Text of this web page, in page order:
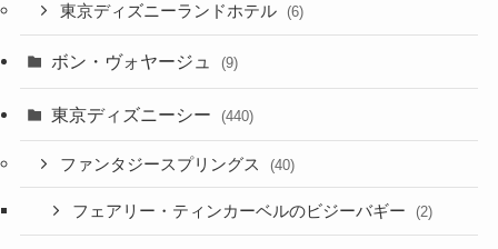
東京ディズニーランドホテル (6)
ボン・ヴォヤージュ (9)
東京ディズニーシー (440)
ファンタジースプリングス (40)
フェアリー・ティンカーベルのビジーバギー (2)